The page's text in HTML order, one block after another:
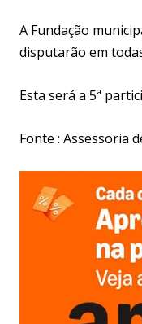
A Fundação
disputarão em
Esta será a 5ª
Fonte : Assessoria